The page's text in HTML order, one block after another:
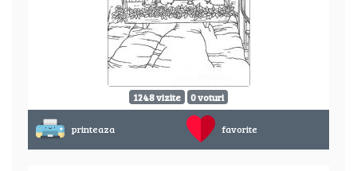
1248 vizite 0 voturi
printeaza favorite